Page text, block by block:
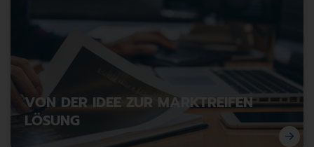
VON DER IDEE ZUR MARKTREIFEN
LÖSUNG